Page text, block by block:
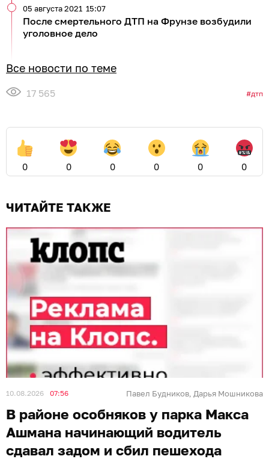
После смертельного ДТП на Фрунзе возбудили
уголовное дело
05 августа 2021 15:07
Все новости по теме
17 565 дтп
0 0 0 0 0 0
ЧИТАЙТЕ ТАКЖЕ
10.08.2026 07:56 Павел Будников, Дарья Мошникова
В районе особняков у парка Макса
Ашмана начинающий водитель
сдавал задом и сбил пешехода